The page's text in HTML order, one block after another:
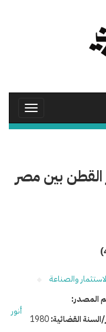
Toggle
القطن بين مصر
والصناعة
السنة القضائية:1980
المصدر:
أنور